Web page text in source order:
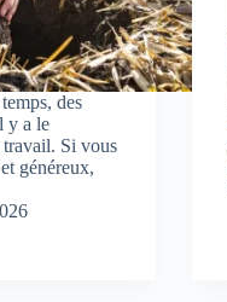
des
y a le
Si vous
généreux,